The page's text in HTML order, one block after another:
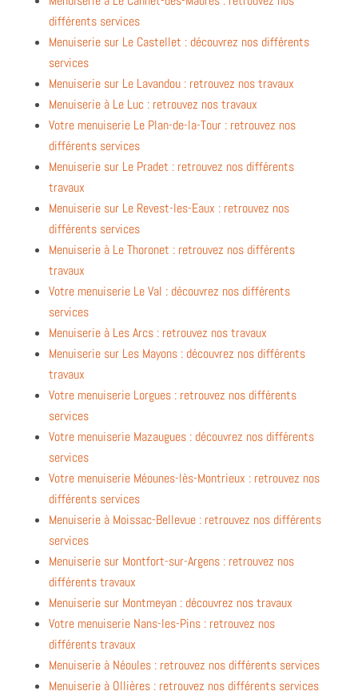
différents services
Menuiserie sur Le Castellet : découvrez nos différents
services
Menuiserie sur Le Lavandou : retrouvez nos travaux
Menuiserie à Le Luc : retrouvez nos travaux
Votre menuiserie Le Plan-de-la-Tour : retrouvez nos
différents services
Menuiserie sur Le Pradet : retrouvez nos différents
travaux
Menuiserie sur Le Revest-les-Eaux : retrouvez nos
différents services
Menuiserie à Le Thoronet : retrouvez nos différents
travaux
Votre menuiserie Le Val : découvrez nos différents
services
Menuiserie à Les Arcs : retrouvez nos travaux
Menuiserie sur Les Mayons : découvrez nos différents
travaux
Votre menuiserie Lorgues : retrouvez nos différents
services
Votre menuiserie Mazaugues : découvrez nos différents
services
Votre menuiserie Méounes-lès-Montrieux : retrouvez nos
différents services
Menuiserie à Moissac-Bellevue : retrouvez nos différents
services
Menuiserie sur Montfort-sur-Argens : retrouvez nos
différents travaux
Menuiserie sur Montmeyan : découvrez nos travaux
Votre menuiserie Nans-les-Pins : retrouvez nos
différents travaux
Menuiserie à Néoules : retrouvez nos différents services
Menuiserie à Ollières : retrouvez nos différents services